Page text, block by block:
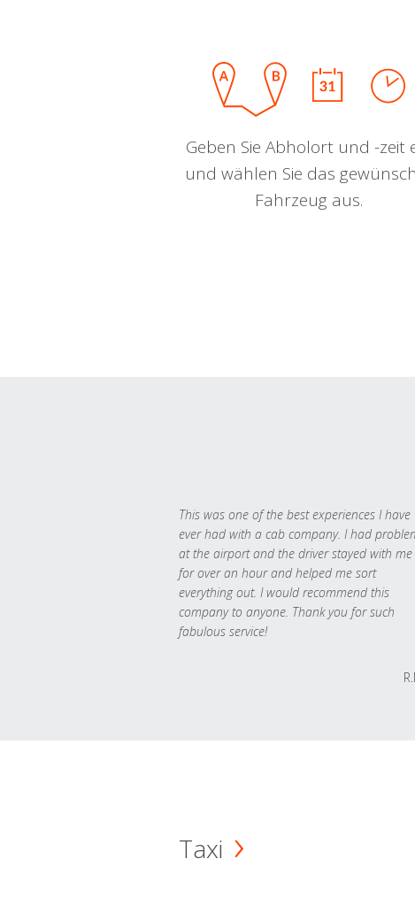
Geben Sie Abholort und -zeit
und wählen Sie das
Fahrzeug aus.
This was one of the best experiences I have
ever had with a cab company. I had
at the airport and the driver stayed with me
for over an hour and helped me sort
everything out. I would recommend this
company to anyone. Thank you for such
fabulous service!
Taxi